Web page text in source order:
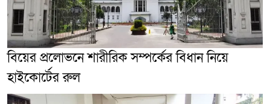
বিয়ের প্রলোভনে শারীরিক সম্পর্কের বিধান নিয়ে
হাইকোর্টের রুল